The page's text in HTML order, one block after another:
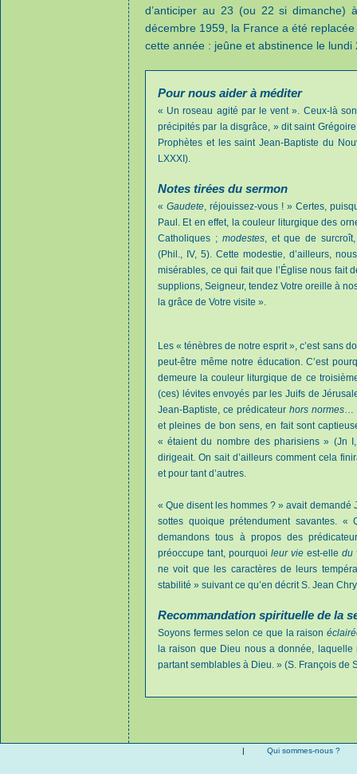
d’anticiper au 23 (ou 22 si
décembre 1959, la France a été
cette année : jeûne et abstinence le lundi
Pour nous aider à méditer
« Un roseau agité par le vent ». Ceux-là
précipités par la disgrâce, » dit saint
Prophètes et les saint Jean-Baptiste du
LXXXI).
Notes tirées du sermon
« Gaudete, réjouissez-vous ! » Certes,
Paul. Et en effet, la couleur liturgique des
Catholiques ; modestes, et que de
(Phil., IV, 5). Cette modestie, d’ailleurs,
misérables, ce qui fait que l’Église nous fait
supplions, Seigneur, tendez Votre oreille à
la grâce de Votre visite ».
Les « ténèbres de notre esprit », c’est sans
peut-être même notre éducation. C’est
demeure la couleur liturgique de ce
(ces) lévites envoyés par les Juifs de
Jean-Baptiste, ce prédicateur hors normes…
et pleines de bon sens, en fait sont
« étaient du nombre des pharisiens » (Jn
dirigeait. On sait d’ailleurs comment cela
et pour tant d’autres.
« Que disent les hommes ? » avait demandé
sottes quoique prétendument savantes.
demandons tous à propos des
préoccupe tant, pourquoi leur vieest-elle du
ne voit que les caractères de leurs
stabilité » suivant ce qu’en décrit S. Jean
Recommandation spirituelle de la
Soyons fermes selon ce que la raison
la raison que Dieu nous a donnée,
partant semblables à Dieu. » (S. François de
| Qui sommes-nous ?